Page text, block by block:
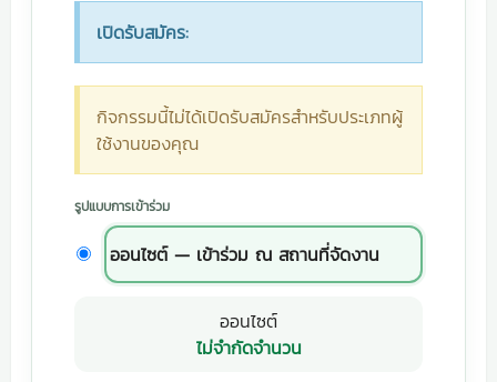
เปิดรับสมัคร:
กิจกรรมนี้ไม่ได้เปิดรับสมัครสำหรับประเภทผู้
ใช้งานของคุณ
รูปแบบการเข้าร่วม
ออนไซต์ — เข้าร่วม ณ สถานที่จัดงาน
ออนไซต์
ไม่จำกัดจำนวน